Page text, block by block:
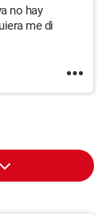
no hay
me di